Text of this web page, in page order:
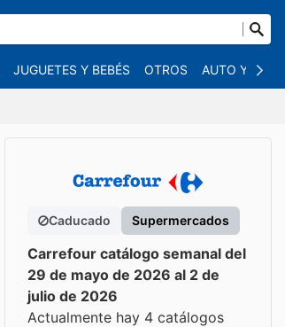
JUGUETES Y BEBÉS OTROS AUTO Y
Caducado Supermercados
Carrefour catálogo semanal del
29 de mayo de 2026 al 2 de
julio de 2026
Actualmente hay 4 catálogos